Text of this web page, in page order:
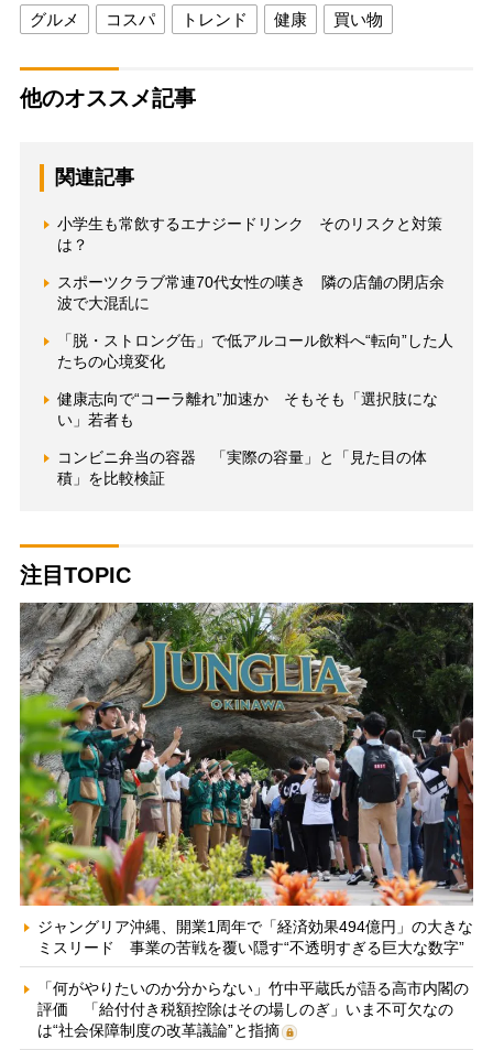
グルメ コスパ トレンド 健康 買い物
他のオススメ記事
関連記事
小学生も常飲するエナジードリンク そのリスクと対策
は？
スポーツクラブ常連70代女性の嘆き 隣の店舗の閉店余
波で大混乱に
「脱・ストロング缶」で低アルコール飲料へ“転向”した人
たちの心境変化
健康志向で“コーラ離れ”加速か そもそも「選択肢にな
い」若者も
コンビニ弁当の容器 「実際の容量」と「見た目の体
積」を比較検証
注目TOPIC
ジャングリア沖縄、開業1周年で「経済効果494億円」の大きな
ミスリード 事業の苦戦を覆い隠す“不透明すぎる巨大な数字”
「何がやりたいのか分からない」竹中平蔵氏が語る高市内閣の
評価 「給付付き税額控除はその場しのぎ」いま不可欠なの
は“社会保障制度の改革議論”と指摘